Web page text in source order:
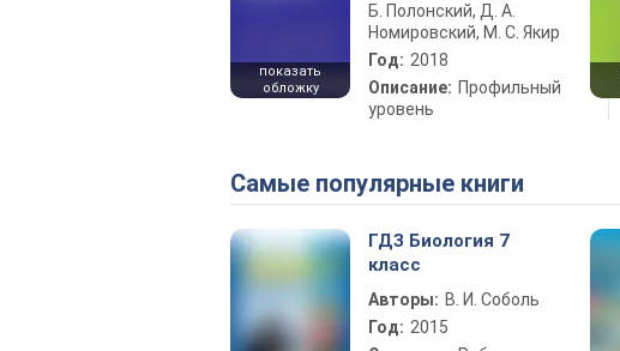
показать
обложку
Б. Полонский, Д. А.
Номировский, М. С. Якир
Год: 2018
Описание: Профильный
уровень
Самые популярные книги
ГДЗ Биология 7
класс
Авторы: В. И. Соболь
Год: 2015